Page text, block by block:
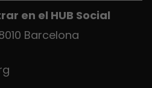
en el HUB Social
Barcelona